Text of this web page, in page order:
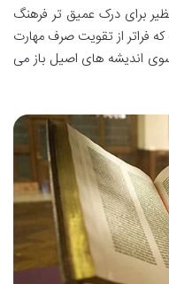
برای درک عمیق تر فرهنگ
فراتر از تقویت صرف مهارت
اندیشه های اصیل باز می